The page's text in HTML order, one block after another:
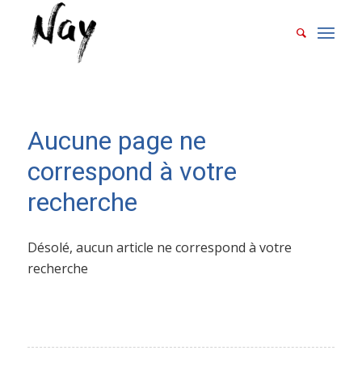
Aucune page ne
correspond à votre
recherche
Désolé, aucun article ne correspond à votre
recherche